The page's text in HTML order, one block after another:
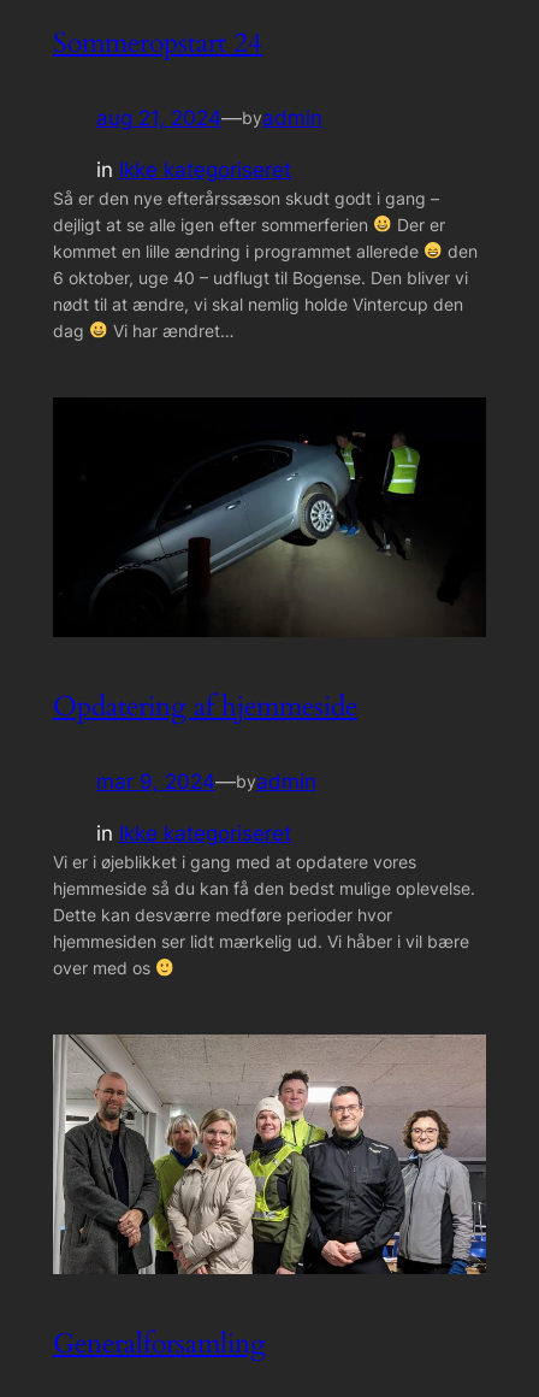
Sommeropstart 24
aug 21, 2024—byadmin
in Ikke kategoriseret
Så er den nye efterårssæson skudt godt i gang –
dejligt at se alle igen efter sommerferien
Der er
kommet en lille ændring i programmet allerede
den
6 oktober, uge 40 – udflugt til Bogense. Den bliver vi
nødt til at ændre, vi skal nemlig holde Vintercup den
dag
Vi har ændret…
Opdatering af hjemmeside
mar 9, 2024—byadmin
in Ikke kategoriseret
Vi er i øjeblikket i gang med at opdatere vores
hjemmeside så du kan få den bedst mulige oplevelse.
Dette kan desværre medføre perioder hvor
hjemmesiden ser lidt mærkelig ud. Vi håber i vil bære
over med os
Generalforsamling